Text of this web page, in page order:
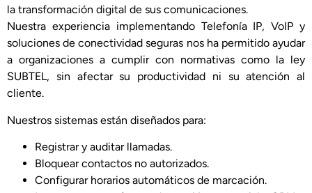
la transformación digital de sus comunicaciones.
Nuestra experiencia implementando Telefonía IP, VoIP y
soluciones de conectividad seguras nos ha permitido ayudar
a organizaciones a cumplir con normativas como la ley
SUBTEL, sin afectar su productividad ni su atención al
cliente.
Nuestros sistemas están diseñados para:
Registrar y auditar llamadas.
Bloquear contactos no autorizados.
Configurar horarios automáticos de marcación.